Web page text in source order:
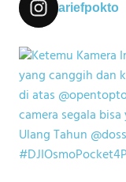
ariefpokto